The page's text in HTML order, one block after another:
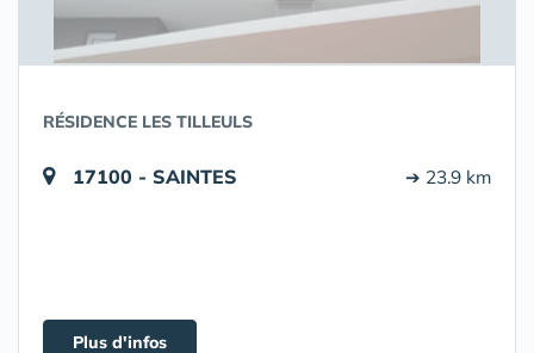
RÉSIDENCE LES TILLEULS
17100 - SAINTES ➔ 23.9 km
Plus d'infos